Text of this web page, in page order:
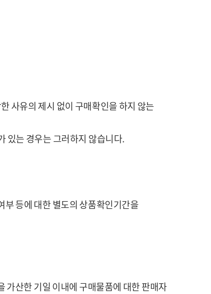
사유의 제시 없이 구매확인을 하지 않는
있는 경우는 그러하지 않습니다.
부 등에 대한 별도의 상품확인기간을
가산한 기일 이내에 구매물품에 대한 판매자